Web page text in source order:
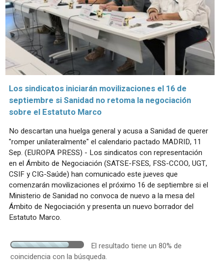
Los sindicatos iniciarán movilizaciones el 16 de
septiembre si Sanidad no retoma la negociación
sobre el Estatuto Marco
No descartan una huelga general y acusa a Sanidad de querer
"romper unilateralmente" el calendario pactado MADRID, 11
Sep. (EUROPA PRESS) - Los sindicatos con representación
en el Ámbito de Negociación (SATSE-FSES, FSS-CCOO, UGT,
CSIF y CIG-Saúde) han comunicado este jueves que
comenzarán movilizaciones el próximo 16 de septiembre si el
Ministerio de Sanidad no convoca de nuevo a la mesa del
Ámbito de Negociación y presenta un nuevo borrador del
Estatuto Marco.
El resultado tiene un 80% de
coincidencia con la búsqueda.